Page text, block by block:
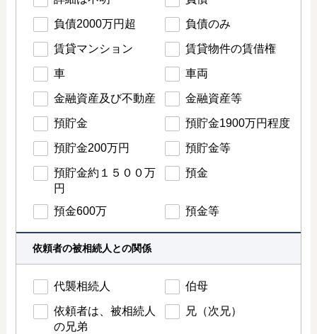
負債2000万円超 負債のみ
賃貸マンション 賃貸物件の賃借権
車 車両
金融資産及び不動産 金融資産等
預貯金 預貯金1900万円程度
預貯金200万円 預貯金等
預貯金約１５００万
円
預金
預金600万 預金等
依頼者の被相続人との関係
代襲相続人 伯母
依頼者は、被相続人
の兄弟
兄（次兄）